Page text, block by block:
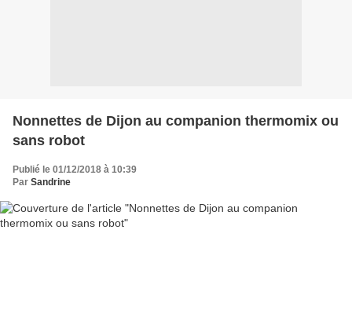
Nonnettes de Dijon au companion thermomix ou
sans robot
Publié le 01/12/2018 à 10:39
Par Sandrine